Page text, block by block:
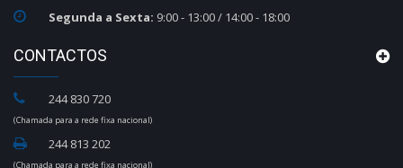
Segunda a Sexta: 9:00 - 13:00 / 14:00 - 18:00
CONTACTOS
244 830 720
(Chamada para a rede fixa nacional)
244 813 202
(Chamada para a rede fixa nacional)